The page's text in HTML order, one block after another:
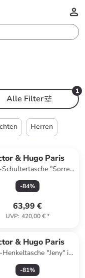
1
Alle Filter
Herren
& Hugo Paris
Schultertasche "Sorrel"
- (B)40 x (H)35 x (T)3
cm
-84%
63,99 €
UVP: 420,00 €*
& Hugo Paris
Henkeltasche "Jeny" in
- (B)25 x (H)19 x (T)7
cm
-81%